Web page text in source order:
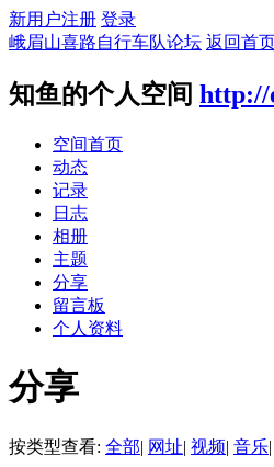
新用户注册 登录
峨眉山喜路自行车队论坛 返回首
知鱼的个人空间 http://
空间首页
动态
记录
日志
相册
主题
分享
留言板
个人资料
分享
按类型查看: 全部| 网址| 视频| 音乐|